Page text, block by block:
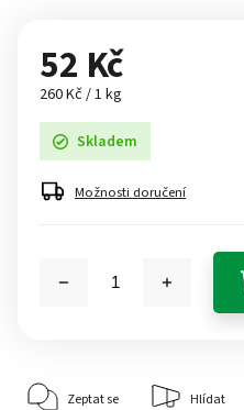
52 Kč
260 Kč / 1 kg
Skladem
Možnosti doručení
Zeptat se Hlídat